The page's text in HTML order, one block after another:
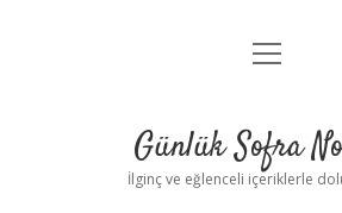
Anasayfa
Yasal Uyarı
menüyü
Günlük Sofra
İlginç ve eğlenceli içeriklerle